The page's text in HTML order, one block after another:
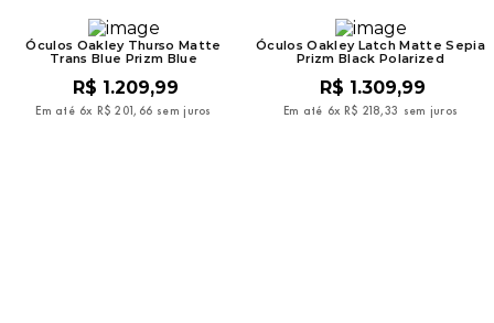
Óculos Oakley Thurso Matte
Trans Blue Prizm Blue
R$ 1.209,99
Em até 6x R$ 201, 66 sem juros
Óculos Oakley Latch Matte Sepia
Prizm Black Polarized
R$ 1.309,99
Em até 6x R$ 218,33 sem juros